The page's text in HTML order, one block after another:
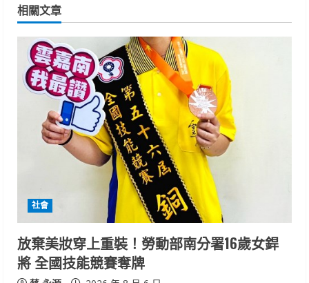
u
R
n
g
相關文章
社會
放棄美妝穿上重裝！勞動部南分署16歲女銲
將 全國技能競賽奪牌